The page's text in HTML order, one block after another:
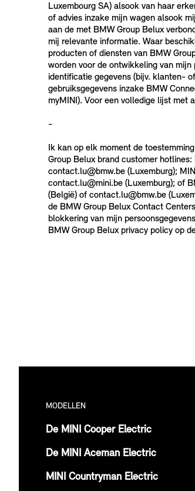
Luxembourg SA) alsook van haar
of advies inzake mijn wagen alsook
aan de met BMW Group Belux
mij relevante informatie. Waar
producten of diensten van BMW
worden voor de ontwikkeling van mijn
identificatie gegevens (bijv. klanten-
gebruiksgegevens inzake BMW
myMINI). Voor een volledige lijst met
-
Ik kan op elk moment de
Group Belux brand customer
contact.lu@bmw.be (Luxemburg);
contact.lu@mini.be (Luxemburg); of
(België) of contact.lu@bmw.be
de BMW Group Belux Contact
blokkering van mijn
BMW Group Belux privacy policy op
MODELLEN
De MINI Cooper Electric
De MINI Aceman Electric
MINI Countryman Electric